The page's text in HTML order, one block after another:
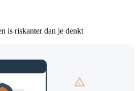
is riskanter dan je denkt